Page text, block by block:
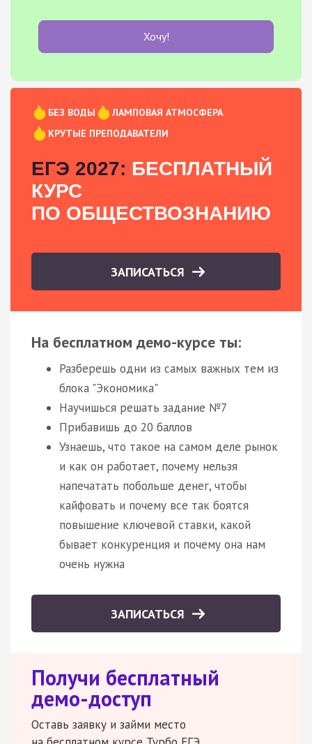
Хочу!
БЕЗ ВОДЫ
ЛАМПОВАЯ АТМОСФЕРА
КРУТЫЕ ПРЕПОДАВАТЕЛИ
ЕГЭ 2027: БЕСПЛАТНЫЙ
КУРС
ПО ОБЩЕСТВОЗНАНИЮ
ЗАПИСАТЬСЯ
На бесплатном демо-курсе ты:
Разберешь одни из самых важных тем из
блока "Экономика"
Научишься решать задание №7
Прибавишь до 20 баллов
Узнаешь, что такое на самом деле рынок
и как он работает, почему нельзя
напечатать побольше денег, чтобы
кайфовать и почему все так боятся
повышение ключевой ставки, какой
бывает конкуренция и почему она нам
очень нужна
ЗАПИСАТЬСЯ
Получи бесплатный
демо-доступ
Оставь заявку и займи место